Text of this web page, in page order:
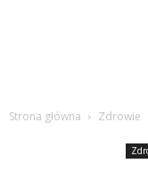
Strona główna Zdrowie